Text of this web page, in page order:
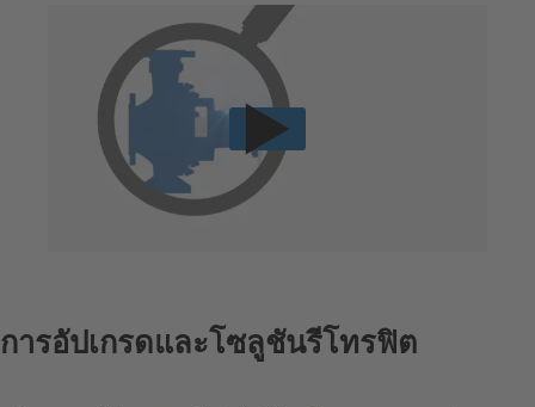
การอัปเกรดและโซลูชันรีโทรฟิต